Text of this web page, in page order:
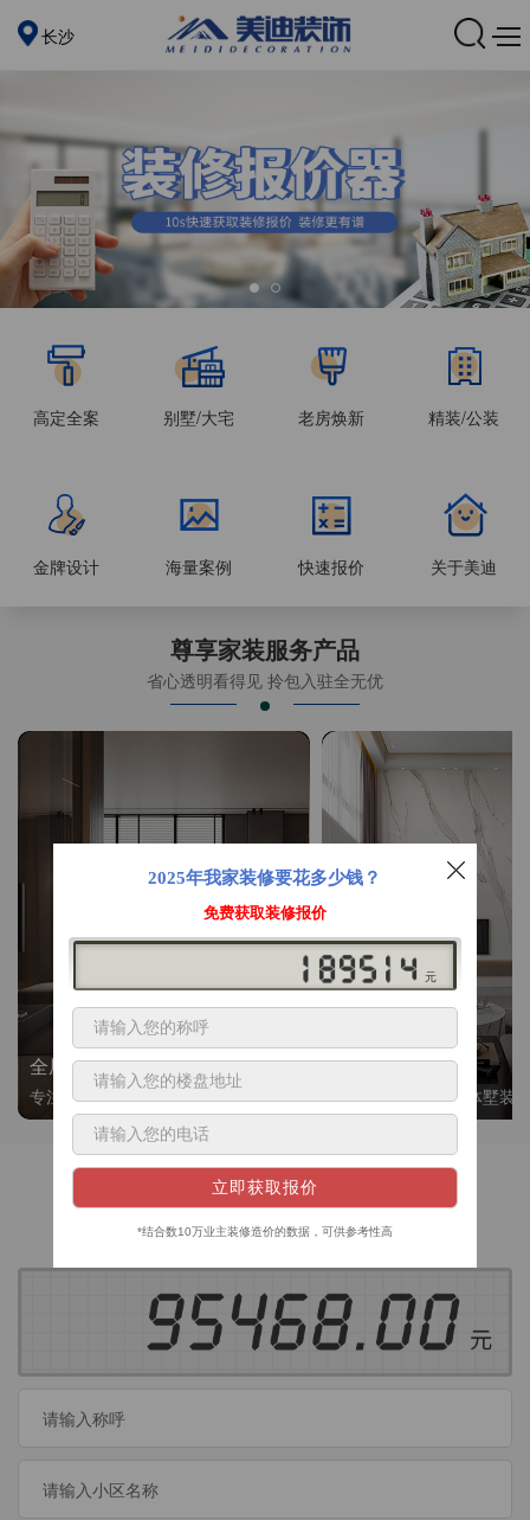
长沙
高定全案 别墅/大宅 老房焕新 精装/公装
金牌设计 海量案例 快速报价 关于美迪
尊享家装服务产品
省心透明看得见 拎包入驻全无优
全屋整装
专注整装24年，高标准，选美迪 十年后仍爱我家
别墅大平层
高端私人定制，整体墅装
获取装修预算